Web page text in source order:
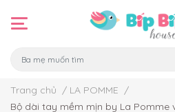
Trang chủ / LA POMME /
Bộ dài tay mềm mịn by La Pomme